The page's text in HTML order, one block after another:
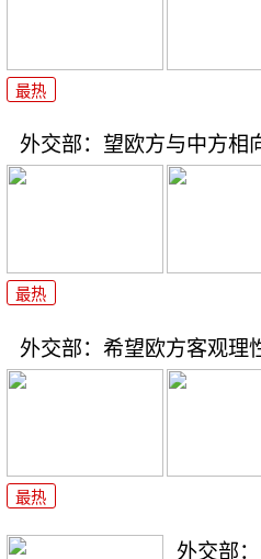
最热
外交部：望欧方与中方相
最热
外交部：希望欧方客观理
最热
外交部